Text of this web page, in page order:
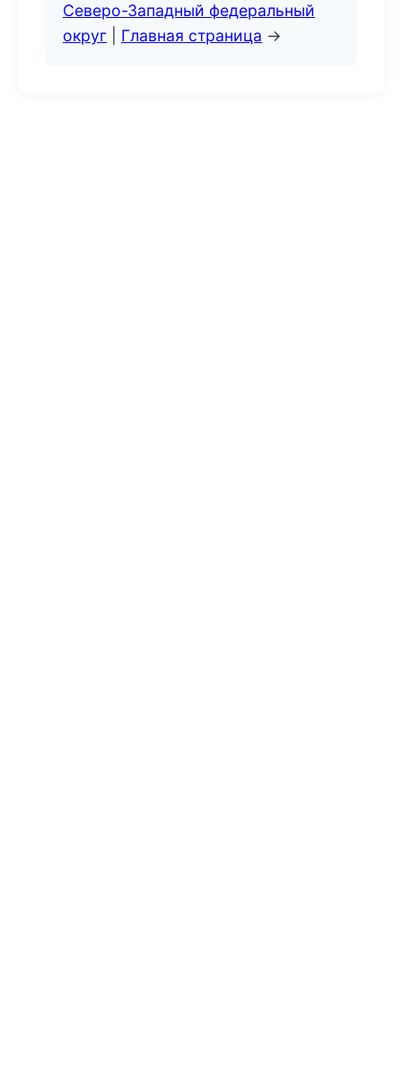
Северо-Западный федеральный
округ
Главная страница →